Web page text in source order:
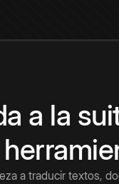
a la
a traducir textos,